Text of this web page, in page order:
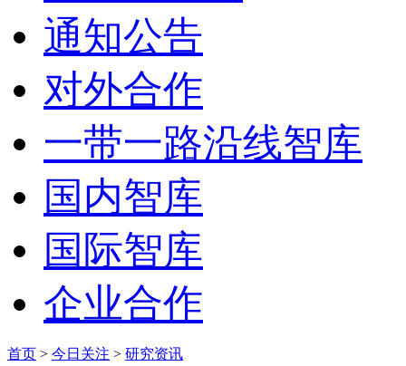
通知公告
对外合作
一带一路沿线智库
国内智库
国际智库
企业合作
首页 > 今日关注 > 研究资讯